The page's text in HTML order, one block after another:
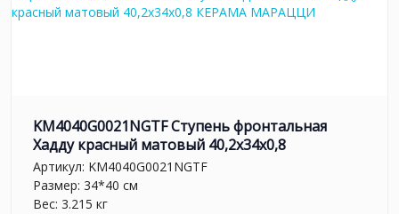
KM4040G0021NGTF Ступень фронтальная
Хадду красный матовый 40,2x34x0,8
Артикул: KM4040G0021NGTF
Размер: 34*40 см
Вес: 3.215 кг